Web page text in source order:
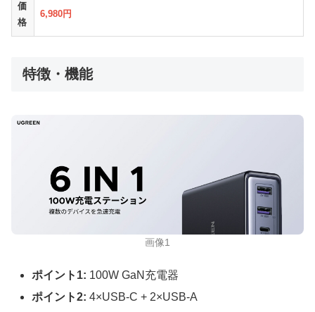
価
格
6,980円
特徴・機能
画像1
ポイント1: 100W GaN充電器
ポイント2: 4×USB-C + 2×USB-A